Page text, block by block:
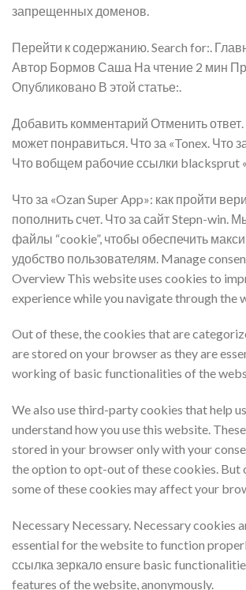
запрещенных доменов.
Перейти к содержанию. Search for:.
Автор Бормов Саша На чтение 2 мин
Опубликовано В этой статье:.
Добавить комментарий Отменить
может понравиться. Что за «Tonex. Что
Что вобщем рабочие ссылки blacksprut
Что за «Ozan Super App»: как пройти
пополнить счет. Что за сайт Stepn-win.
файлы “cookie”, чтобы обеспечить
удобство пользователям. Manage
Overview This website uses cookies to
experience while you navigate through the
Out of these, the cookies that are
are stored on your browser as they are
working of basic functionalities of the
We also use third-party cookies that help
understand how you use this website.
stored in your browser only with your
the option to opt-out of these cookies. But
some of these cookies may affect your
Necessary Necessary. Necessary cookies
essential for the website to function
ссылка зеркало ensure basic
features of the website, anonymously.